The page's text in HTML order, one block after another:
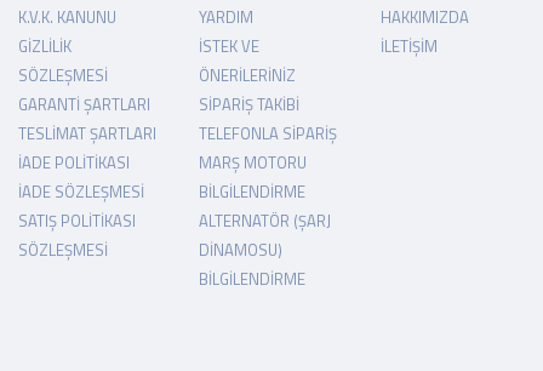
K.V.K. KANUNU
GIZLILIK
SÖZLEŞMESI
GARANTI ŞARTLARI
TESLIMAT ŞARTLARI
İADE POLITIKASI
İADE SÖZLEŞMESI
SATIŞ POLITIKASI
SÖZLEŞMESI
YARDIM
İSTEK VE
ÖNERILERINIZ
SIPARIŞ TAKIBI
TELEFONLA SIPARIŞ
MARŞ MOTORU
BILGILENDIRME
ALTERNATÖR (ŞARJ
DINAMOSU)
BILGILENDIRME
HAKKIMIZDA
İLETIŞIM